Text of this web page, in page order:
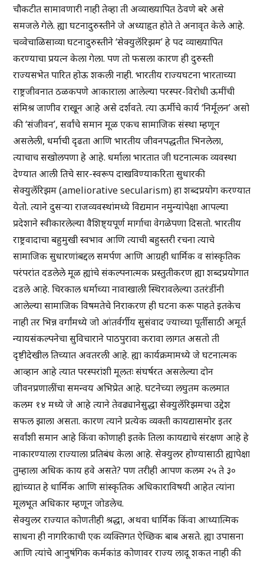
चौकटीत सामावणारी नाही तेव्हा ती अव्याख्यापित ठेवणे बरे असे
समजले गेले. ह्या घटनादुरुस्तीने जे अध्याहृत होते ते अनावृत केले आहे.
चव्वेचाळिसाव्या घटनादुरुस्तीने ‘सेक्युलॅरिझम’ हे पद व्याख्यापित
करण्याचा प्रयत्न केला गेला. पण तो फसला कारण ही दुरुस्ती
राज्यसभेत पारित होऊ शकली नाही. भारतीय राज्यघटना भारताच्या
राष्ट्रजीवनात ठळकपणे आकाराला आलेल्या परस्पर-विरोधी ऊमींची
संमिश्र जाणीव राखून आहे असे दर्शवते. त्या ऊर्मीचे कार्य ‘निर्मूलन’ असो
की ‘संजीवन’, सर्वांचे समान मूळ एकच सामाजिक संस्था म्हणून
असलेली, धर्माची दृढता आणि भारतीय जीवनपद्धतीत भिनलेला,
त्याचाच सखोलपणा हे आहे. धर्माला भारतात जी घटनात्मक व्यवस्था
देण्यात आली तिचे सार-स्वरूप दाखविण्याकरिता सुधारकी
सेक्युलॅरिझम (ameliorative secularism) हा शब्दप्रयोग करण्यात
येतो. त्याने दुसऱ्या राजव्यवस्थांमध्ये विद्यमान नमुन्यांपेक्षा आपल्या
प्रदेशाने स्वीकारलेल्या वैशिष्ट्यपूर्ण मार्गाचा वेगळेपणा दिसतो. भारतीय
राष्ट्रवादाचा बहुमुखी स्वभाव आणि त्याची बहुस्तरी रचना त्याचे
सामाजिक सुधारणांबद्दल समर्पण आणि आग्रही धार्मिक व सांस्कृतिक
परंपरांत दडलेले मूळ ह्यांचे संकल्पनात्मक प्रस्तुतीकरण ह्या शब्दप्रयोगात
दडले आहे. चिरकाल धर्माच्या नावाखाली स्थिरावलेल्या उतरंडींनी
आलेल्या सामाजिक विषमतेचे निराकरण ही घटना करू पाहते इतकेच
नाही तर भिन्न वर्गांमध्ये जो आंतर्वर्गीय सुसंवाद ज्याच्या पूर्तीसाठी अमूर्त
न्यायसंकल्पनेचा सुविचाराने पाठपुरावा करावा लागत असतो ती
दृष्टीदेखील तिच्यात अवतरली आहे. ह्या कार्यक्रमामध्ये जे घटनात्मक
आव्हान आहे त्यात परस्परांशी मूलतः संघर्षरत असलेल्या दोन
जीवनप्रणालींचा समन्वय अभिप्रेत आहे. घटनेच्या लघुतम कलमात
कलम १४ मध्ये जे आहे त्याने तेवढ्यानेसुद्धा सेक्युलॅरिझमचा उद्देश
सफल झाला असता. कारण त्याने प्रत्येक व्यक्ती कायद्यासमोर इतर
सर्वांशी समान आहे किंवा कोणाही इतके तिला कायद्याचे संरक्षण आहे हे
नाकारण्याला राज्याला प्रतिबंध केला आहे. सेक्युलर होण्यासाठी ह्यापेक्षा
तुम्हाला अधिक काय हवे असते? पण तरीही आपण कलम २५ ते ३०
ह्यांच्यात हे धार्मिक आणि सांस्कृतिक अधिकाराविषयी आहेत त्यांना
मूलभूत अधिकार म्हणून जोडलेच.
सेक्युलर राज्यात कोणतीही श्रद्धा, अथवा धार्मिक किंवा आध्यात्मिक
साधना ही नागरिकाची एक व्यक्तिगत ऐच्छिक बाब असते. ह्या उपासना
आणि त्यांचे आनुषंगिक कर्मकांड कोणावर राज्य लादू शकत नाही की